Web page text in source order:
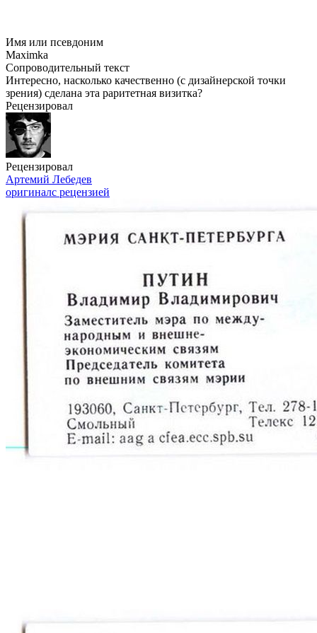
Имя или псевдоним
Maximka
Сопроводительный текст
Интересно, насколько качественно (с дизайнерской точки
зрения) сделана эта раритетная визитка?
Рецензировал
Рецензировал
Артемий Лебедев
оригиналс рецензией